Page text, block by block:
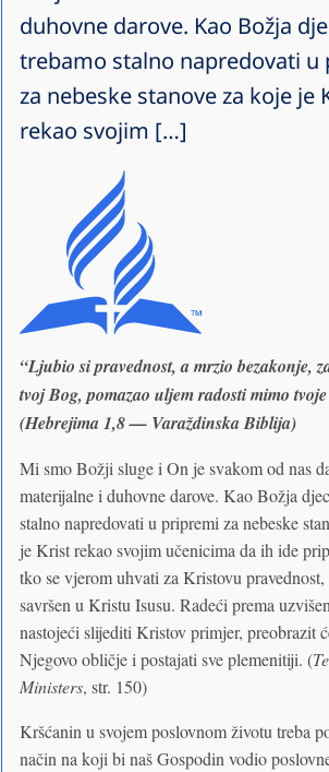
duhovne darove. Kao Božja
trebamo stalno napredovati u
za nebeske stanove za koje je
rekao svojim […]
“Ljubio si pravednost, a mrzio bezakonje,
tvoj Bog, pomazao uljem radosti mimo
(Hebrejima 1,8 — Varaždinska Biblija)
Mi smo Božji sluge i On je svakom od nas
materijalne i duhovne darove. Kao Božja
stalno napredovati u pripremi za nebeske
je Krist rekao svojim učenicima da ih ide
tko se vjerom uhvati za Kristovu pravednost,
savršen u Kristu Isusu. Radeći prema
nastojeći slijediti Kristov primjer, preobrazit
Njegovo obličje i postajati sve plemenitiji. (
Ministers, str. 150)
Kršćanin u svojem poslovnom životu treba
način na koji bi naš Gospodin vodio